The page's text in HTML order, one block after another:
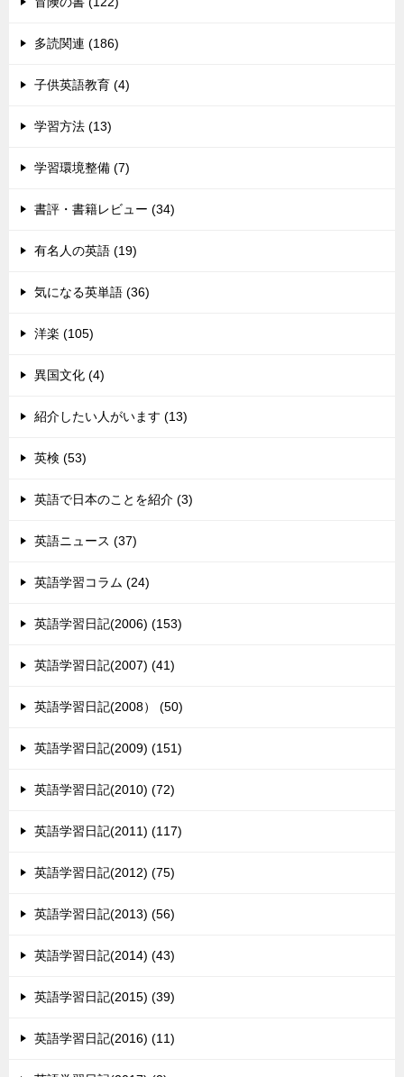
多読関連 (186)
子供英語教育 (4)
学習方法 (13)
学習環境整備 (7)
書評・書籍レビュー (34)
有名人の英語 (19)
気になる英単語 (36)
洋楽 (105)
異国文化 (4)
紹介したい人がいます (13)
英検 (53)
英語で日本のことを紹介 (3)
英語ニュース (37)
英語学習コラム (24)
英語学習日記(2006) (153)
英語学習日記(2007) (41)
英語学習日記(2008） (50)
英語学習日記(2009) (151)
英語学習日記(2010) (72)
英語学習日記(2011) (117)
英語学習日記(2012) (75)
英語学習日記(2013) (56)
英語学習日記(2014) (43)
英語学習日記(2015) (39)
英語学習日記(2016) (11)